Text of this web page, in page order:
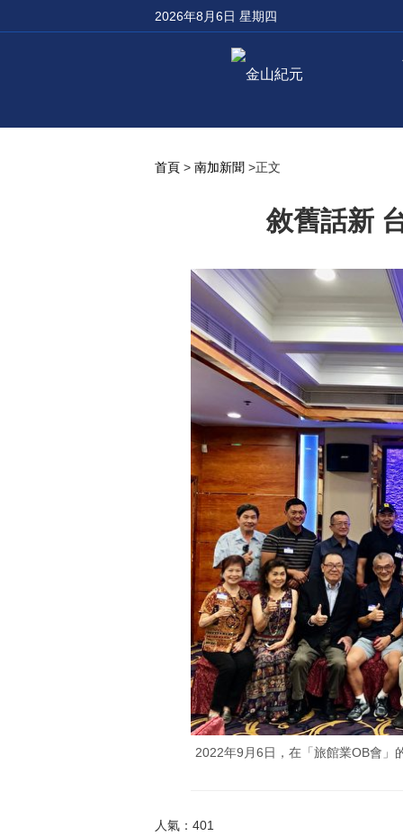
2026年8月6日 星期四
首頁 > 南加新聞 >正文
敘舊話新
2022年9月6日，在「旅館業OB會」
人氣：401